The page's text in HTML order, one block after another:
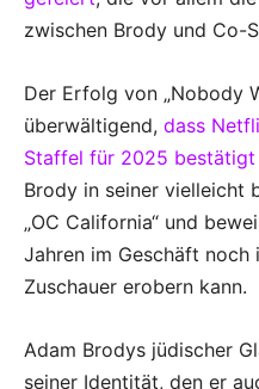
zwischen Brody und Co-
Der Erfolg von „Nobody
überwältigend, dass
Staffel für 2025 bestätigt
Brody in seiner vielleicht
„OC California“ und
Jahren im Geschäft noch
Zuschauer erobern kann.
Adam Brodys jüdischer
seiner Identität, den er